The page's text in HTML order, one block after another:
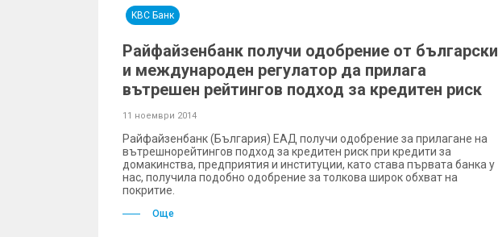
KBC Банк
Райфайзенбанк получи одобрение от български
и международен регулатор да прилага
вътрешен рейтингов подход за кредитен риск
11 ноември 2014
Райфайзенбанк (България) ЕАД получи одобрение за прилагане на
вътрешнорейтингов подход за кредитен риск при кредити за
домакинства, предприятия и институции, като става първата банка у
нас, получила подобно одобрение за толкова широк обхват на
покритие.
Още